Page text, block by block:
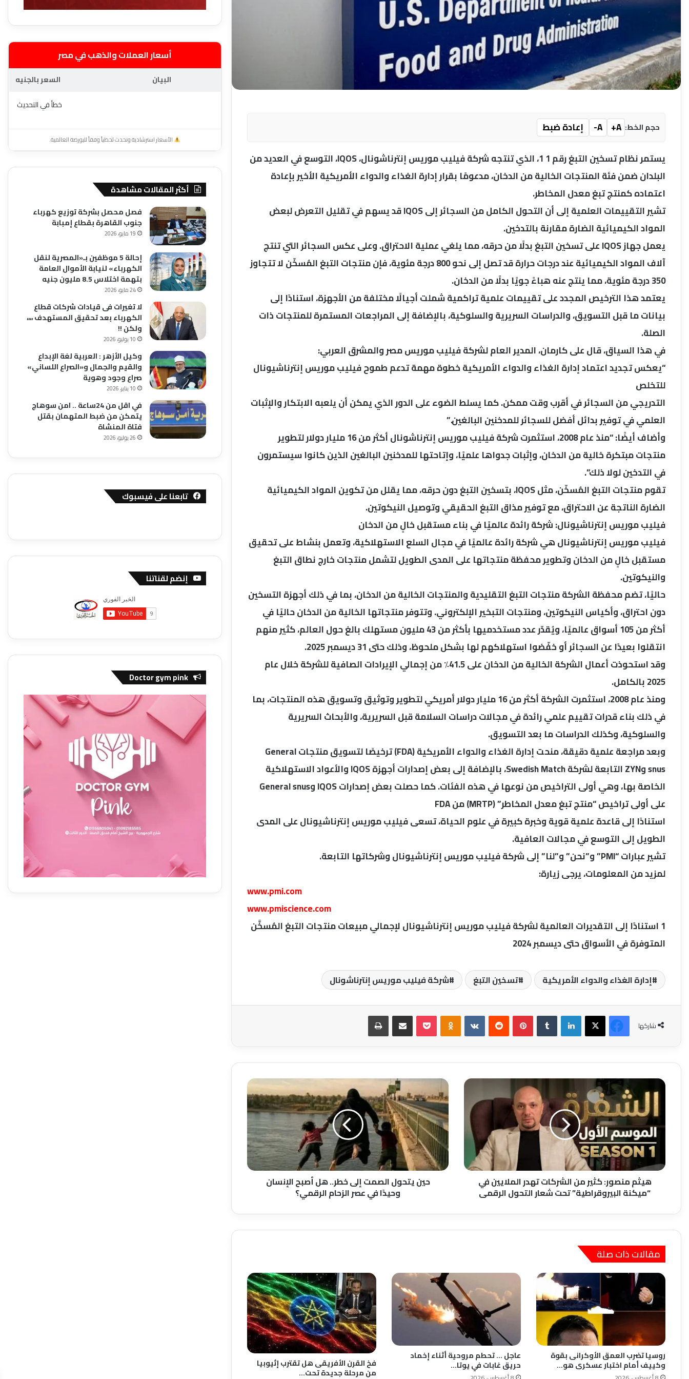
حجم الخط: A+
A-
إعادة ضبط
يستمر نظام تسخين التبغ رقم 1 1، الذي تنتجه شركة فيليب موريس إنترناشونال، IQOS، التوسع في العديد من
البلدان ضمن فئة المنتجات الخالية من الدخان، مدعومًا بقرار إدارة الغذاء والدواء الأمريكية الأخير بإعادة
اعتماده كمنتج تبغ معدل المخاطر.
تشير التقييمات العلمية إلى أن التحول الكامل من السجائر إلى IQOS قد يسهم في تقليل التعرض لبعض
المواد الكيميائية الضارة مقارنة بالتدخين.
يعمل جهاز IQOS على تسخين التبغ بدلًا من حرقه، مما يلغي عملية الاحتراق. وعلى عكس السجائر التي تنتج
آلاف المواد الكيميائية عند درجات حرارة قد تصل إلى نحو 800 درجة مئوية، فإن منتجات التبغ المُسخّن لا تتجاوز
350 درجة مئوية، مما ينتج عنه هباءً جويًا بدلًا من الدخان.
يعتمد هذا الترخيص المجدد على تقييمات علمية تراكمية شملت أجيالًا مختلفة من الأجهزة، استنادًا إلى
بيانات ما قبل التسويق، والدراسات السريرية والسلوكية، بالإضافة إلى المراجعات المستمرة للمنتجات ذات
الصلة.
في هذا السياق، قال على كارمان، المدير العام لشركة فيليب موريس مصر والمشرق العربي:
“يعكس تجديد اعتماد إدارة الغذاء والدواء الأمريكية خطوة مهمة تدعم طموح فيليب موريس إنترناشيونال
للتخلص
التدريجي من السجائر في أقرب وقت ممكن. كما يسلط الضوء على الدور الذي يمكن أن يلعبه الابتكار والإثبات
العلمي في توفير بدائل أفضل للسجائر للمدخنين البالغين.”
وأضاف أيضًا: “منذ عام 2008، استثمرت شركة فيليب موريس إنترناشونال أكثر من 16 مليار دولار لتطوير
منتجات مبتكرة خالية من الدخان، وإثبات جدواها علميًا، وإتاحتها للمدخنين البالغين الذين كانوا سيستمرون
في التدخين لولا ذلك”.
تقوم منتجات التبغ المُسخّن، مثل IQOS، بتسخين التبغ دون حرقه، مما يقلل من تكوين المواد الكيميائية
الضارة الناتجة عن الاحتراق، مع توفير مذاق التبغ الحقيقي وتوصيل النيكوتين.
فيليب موريس إنترناشيونال: شركة رائدة عالميًا في بناء مستقبل خالٍ من الدخان
فيليب موريس إنترناشيونال هي شركة رائدة عالميًا في مجال السلع الاستهلاكية، وتعمل بنشاط على تحقيق
مستقبل خالٍ من الدخان وتطوير محفظة منتجاتها على المدى الطويل لتشمل منتجات خارج نطاق التبغ
والنيكوتين.
حاليًا، تضم محفظة الشركة منتجات التبغ التقليدية والمنتجات الخالية من الدخان، بما في ذلك أجهزة التسخين
دون احتراق، وأكياس النيكوتين، ومنتجات التبخير الإلكتروني. وتتوفر منتجاتها الخالية من الدخان حاليًا في
أكثر من 105 أسواق عالميًا، ويُقدّر عدد مستخدميها بأكثر من 43 مليون مستهلك بالغ حول العالم، كثير منهم
انتقلوا بعيدًا عن السجائر أو خفّضوا استهلاكهم لها بشكل ملحوظ، وذلك حتى 31 ديسمبر 2025.
وقد استحوذت أعمال الشركة الخالية من الدخان على 41.5٪ من إجمالي الإيرادات الصافية للشركة خلال عام
2025 بالكامل.
ومنذ عام 2008، استثمرت الشركة أكثر من 16 مليار دولار أمريكي لتطوير وتوثيق وتسويق هذه المنتجات، بما
في ذلك بناء قدرات تقييم علمي رائدة في مجالات دراسات السلامة قبل السريرية، والأبحاث السريرية
والسلوكية، وكذلك الدراسات ما بعد التسويق.
وبعد مراجعة علمية دقيقة، منحت إدارة الغذاء والدواء الأمريكية (FDA) ترخيصًا لتسويق منتجات General
snus وZYN التابعة لشركة Swedish Match، بالإضافة إلى بعض إصدارات أجهزة IQOS والأعواد الاستهلاكية
الخاصة بها، وهي أولى التراخيص من نوعها في هذه الفئات. كما حصلت بعض إصدارات IQOS وGeneral snus
على أولى تراخيص “منتج تبغ معدل المخاطر” (MRTP) من FDA
استنادًا إلى قاعدة علمية قوية وخبرة كبيرة في علوم الحياة، تسعى فيليب موريس إنترناشيونال على المدى
الطويل إلى التوسع في مجالات العافية.
تشير عبارات “PMI” و”نحن” و”لنا” إلى شركة فيليب موريس إنترناشيونال وشركاتها التابعة.
لمزيد من المعلومات، يرجى زيارة:
www.pmi.com
www.pmiscience.com
1 استنادًا إلى التقديرات العالمية لشركة فيليب موريس إنترناشيونال لإجمالي مبيعات منتجات التبغ المُسخَّن
المتوفرة في الأسواق حتى ديسمبر 2024
إدارة الغذاء والدواء الأمريكية تسخين التبغ شركة فيليب موريس إنترناشونال
شاركها
فيسبوك‫X لينكدإن بينتيريست Odnoklassniki
‫Pocket مشاركة عبر البريد طباعة
هيثم
منصور:
كثير
من
الشركات
تهدر
الملايين
“ميكنة
البيروقراطية”
التحول
هيثم منصور: كثير من الشركات تهدر الملايين في
“ميكنة البيروقراطية” تحت شعار التحول الرقمى
حين
يتحول
الصمت
إلى
خطر..
هل
أصبح
الإنسان
وحيدًا
الرقمي؟
حين يتحول الصمت إلى خطر.. هل أصبح الإنسان
وحيدًا في عصر الزحام الرقمي؟
مقالات ذات صلة
روسيا تضرب العمق الأوكرانى بقوة
وكييف أمام اختبار عسكرى هو…
عاجل … تحطم مروحية أثناء إخماد
حريق غابات في يوتا… فخ القرن الأفريقى هل تقترب إثيوبيا
من مرحلة جديدة تحت…
أسعار العملات والذهب في مصر
البيان
السعر بالجنيه
خطأ في التحديث
الأسعار استرشادية وتحدث لحظياً وفقاً للبورصة العالمية.
أكثر المقالات مشاهدة
فصل محصل بشركة توزيع كهرباء
جنوب القاهرة بقطاع إمبابة
19 مايو، 2026
إحالة 5 موظفين بـ«المصرية لنقل
الكهرباء» لنيابة الأموال العامة
بتهمة اختلاس 8.5 مليون جنيه
24 مايو، 2026
لا تغيرات فى قيادات شركات قطاع
الكهرباء بعد تحقيق المستهدف ،،،،
ولكن !!
10 يوليو، 2026
وكيل الأزهر : العربية لغة الإبداع
والقيم والجمال و«الصراع اللساني»
صراع وجود وهوية
10 يناير، 2026
في اقل من 24ساعة .. امن سوهاج
يتمكن من ضبط المتهمان بقتل
فتاة المنشاة
26 يوليو، 2026
تابعنا على فيسبوك
إنضم لقناتنا
Doctor gym pink